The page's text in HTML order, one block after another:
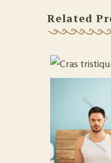
Related